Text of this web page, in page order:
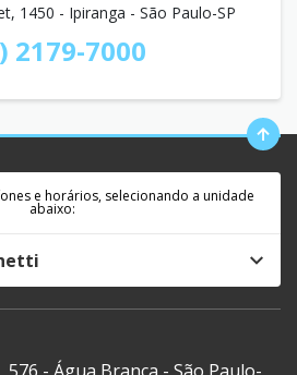
1450 - Ipiranga - São Paulo-SP
2179-7000
e horários, selecionando a unidade
abaixo: